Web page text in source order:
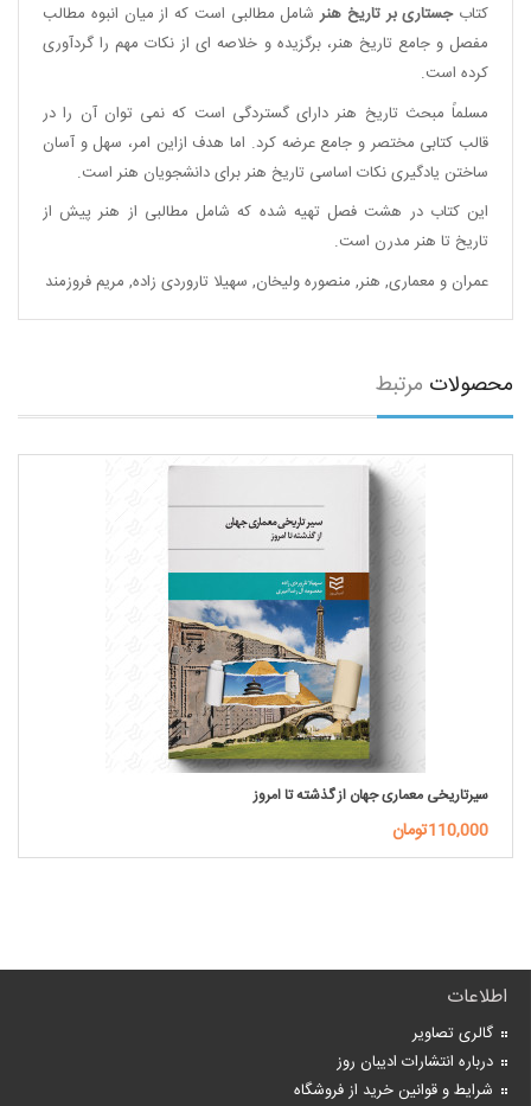
کتابجستاری بر تاریخ هنر شامل مطالبی است که از میان انبوه مطالب
مفصل و جامع تاریخ هنر، برگزیده و خلاصه ای از نکات مهم را گردآوری
کرده است.
مسلماً مبحث تاریخ هنر دارای گستردگی است که نمی توان آن را در
قالب کتابی مختصر و جامع عرضه کرد. اما هدف ازاین امر، سهل و آسان
ساختن یادگیری نکات اساسی تاریخ هنر برای دانشجویان هنر است.
این کتاب در هشت فصل تهیه شده که شامل مطالبی از هنر پیش از
تاریخ تا هنر مدرن است.
عمران و معماری, هنر, منصوره ولیخان, سهیلا تاروردی زاده, مریم فروزمند
محصولات مرتبط
سیرتاریخی معماری جهان از گذشته تا امروز
110,000تومان
اطلاعات
گالری تصاویر
درباره انتشارات ادیبان روز
شرایط و قوانین خرید از فروشگاه